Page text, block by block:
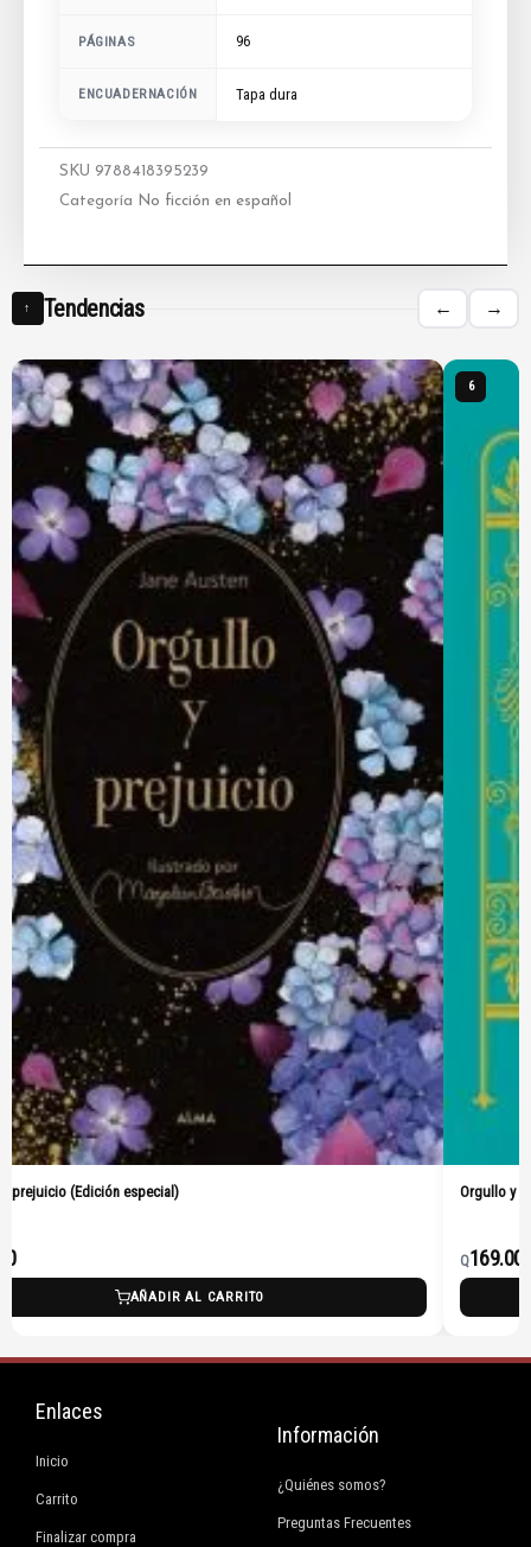
PÁGINAS 96
ENCUADERNACIÓN Tapa dura
SKU 9788418395239
Categoría
No ficción en español
↑ Tendencias ← →
AL CARRITO
6
Orgullo y prejuicio (Pasta Dura)
Enlaces
Inicio
Carrito
Finalizar compra
Información
¿Quiénes somos?
Preguntas Frecuentes